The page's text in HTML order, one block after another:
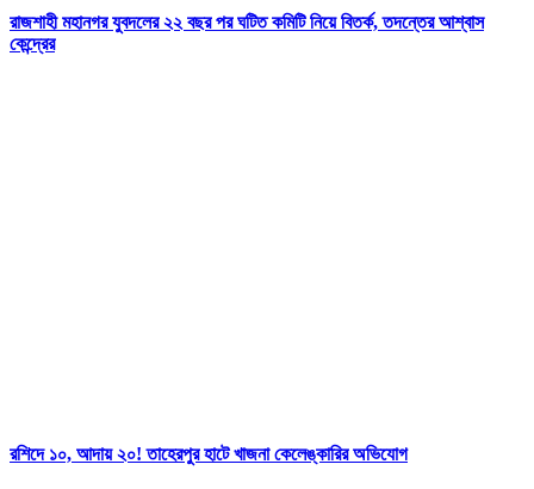
রাজশাহী মহানগর যুবদলের ২২ বছর পর ঘটিত কমিটি নিয়ে বিতর্ক, তদন্তের আশ্বাস
কেন্দ্রের
রশিদে ১০, আদায় ২০! তাহেরপুর হাটে খাজনা কেলেঙ্কারির অভিযোগ